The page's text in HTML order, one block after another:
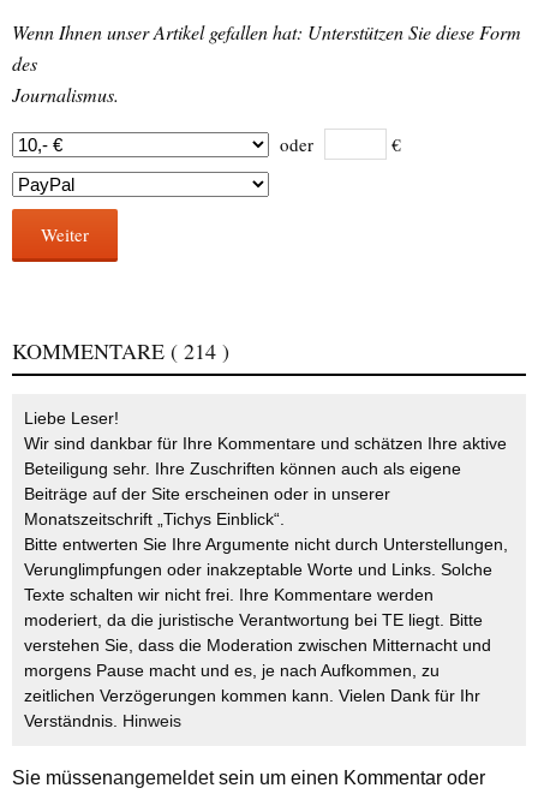
Wenn Ihnen unser Artikel gefallen hat: Unterstützen Sie diese Form
des
Journalismus.
oder €
Weiter
KOMMENTARE ( 214 )
Liebe Leser!
Wir sind dankbar für Ihre Kommentare und schätzen Ihre aktive
Beteiligung sehr. Ihre Zuschriften können auch als eigene
Beiträge auf der Site erscheinen oder in unserer
Monatszeitschrift „Tichys Einblick“.
Bitte entwerten Sie Ihre Argumente nicht durch Unterstellungen,
Verunglimpfungen oder inakzeptable Worte und Links. Solche
Texte schalten wir nicht frei. Ihre Kommentare werden
moderiert, da die juristische Verantwortung bei TE liegt. Bitte
verstehen Sie, dass die Moderation zwischen Mitternacht und
morgens Pause macht und es, je nach Aufkommen, zu
zeitlichen Verzögerungen kommen kann. Vielen Dank für Ihr
Verständnis. Hinweis
Sie müssenangemeldetsein um einen Kommentar oder